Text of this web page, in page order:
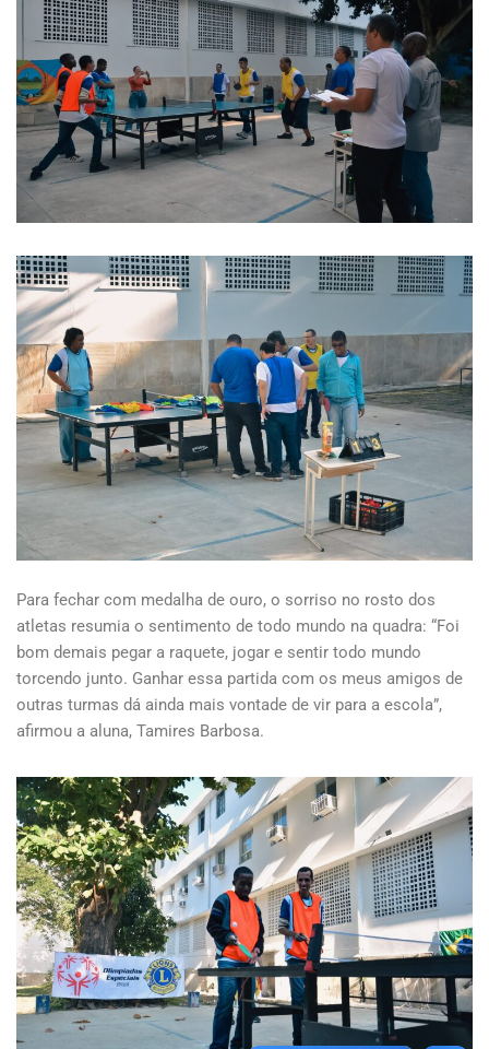
Para fechar com medalha de ouro, o sorriso no rosto dos
atletas resumia o sentimento de todo mundo na quadra: “Foi
bom demais pegar a raquete, jogar e sentir todo mundo
torcendo junto. Ganhar essa partida com os meus amigos de
outras turmas dá ainda mais vontade de vir para a escola”,
afirmou a aluna, Tamires Barbosa.